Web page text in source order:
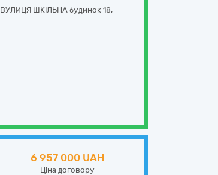
ВУЛИЦЯ ШКІЛЬНА будинок 18,
6 957 000 UAH
Ціна договору